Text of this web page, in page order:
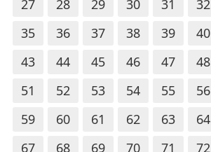
27
28 29 30 31 32
35
36 37 38 39 40
43
44 45 46 47 48
51
52 53 54 55 56
59
60 61 62 63 64
67
68 69 70 71 72